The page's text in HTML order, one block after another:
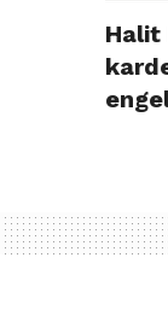
Halit